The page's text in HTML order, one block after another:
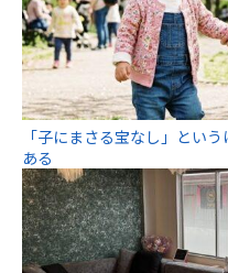
「子にまさる宝なし」とい
ある